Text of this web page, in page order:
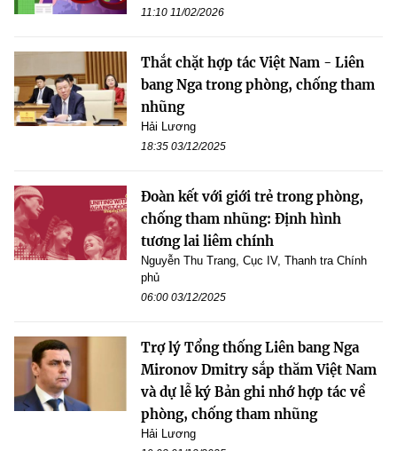
11:10 11/02/2026
Thắt chặt hợp tác Việt Nam - Liên
bang Nga trong phòng, chống tham
nhũng
Hải Lương
18:35 03/12/2025
Đoàn kết với giới trẻ trong phòng,
chống tham nhũng: Định hình
tương lai liêm chính
Nguyễn Thu Trang, Cục IV, Thanh tra Chính
phủ
06:00 03/12/2025
Trợ lý Tổng thống Liên bang Nga
Mironov Dmitry sắp thăm Việt Nam
và dự lễ ký Bản ghi nhớ hợp tác về
phòng, chống tham nhũng
Hải Lương